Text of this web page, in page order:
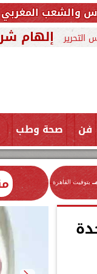
بمناسبة عيد
إلهام
فن صحة وطب
بتوقيت القاهرة